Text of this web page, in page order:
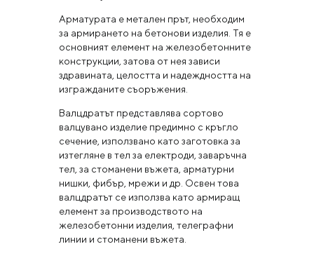
Арматурата е метален прът, необходим
за армирането на бетонови изделия. Тя е
основният елемент на железобетонните
конструкции, затова от нея зависи
здравината, целостта и надеждността на
изгражданите съоръжения.
Валцдратът представлява сортово
валцувано изделие предимно с кръгло
сечение, използвано като заготовка за
изтегляне в тел за електроди, заваръчна
тел, за стоманени въжета, арматурни
нишки, фибър, мрежи и др. Освен това
валцдратът се използва като армиращ
елемент за производството на
железобетонни изделия, телеграфни
линии и стоманени въжета.